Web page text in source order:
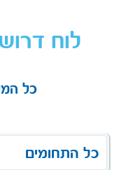
לוח
כל
כל התחומים